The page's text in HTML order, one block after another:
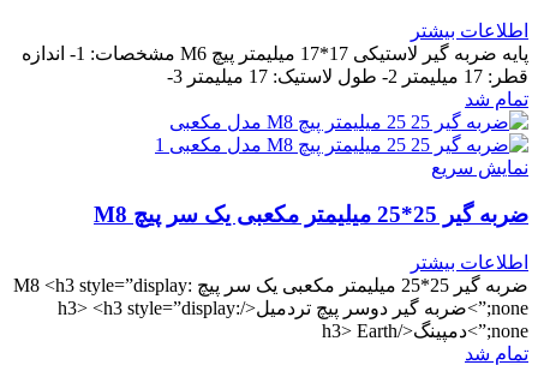
اطلاعات بیشتر
پایه ضربه گیر لاستیکی 17*17 میلیمتر پیچ M6 مشخصات: 1- اندازه
قطر: 17 میلیمتر 2- طول لاستیک: 17 میلیمتر 3-
تمام شد
نمایش سریع
ضربه گیر 25*25 میلیمتر مکعبی یک سر پیچ M8
اطلاعات بیشتر
ضربه گیر 25*25 میلیمتر مکعبی یک سر پیچ M8 <h3 style=”display:
none;”>ضربه گیر دوسر پیچ تردمیل</h3> <h3 style=”display:
none;”>دمپینگ</h3> Earth
تمام شد